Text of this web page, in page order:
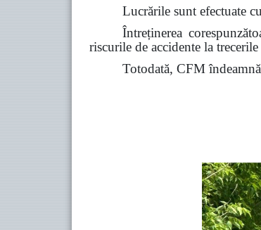
Lucrările sunt efectuate
Întreținerea
riscurile de accidente la
Totodată, CFM